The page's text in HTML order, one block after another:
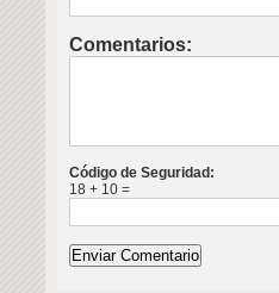
Comentarios:
Código de Seguridad:
18 + 10 =